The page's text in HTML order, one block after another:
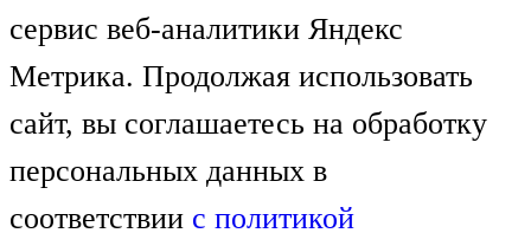
сервис веб-аналитики Яндекс
Метрика. Продолжая использовать
сайт, вы соглашаетесь на обработку
персональных данных в
соответствии с политикой